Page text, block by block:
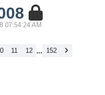
07:54:24 AM
11 12 ... 152